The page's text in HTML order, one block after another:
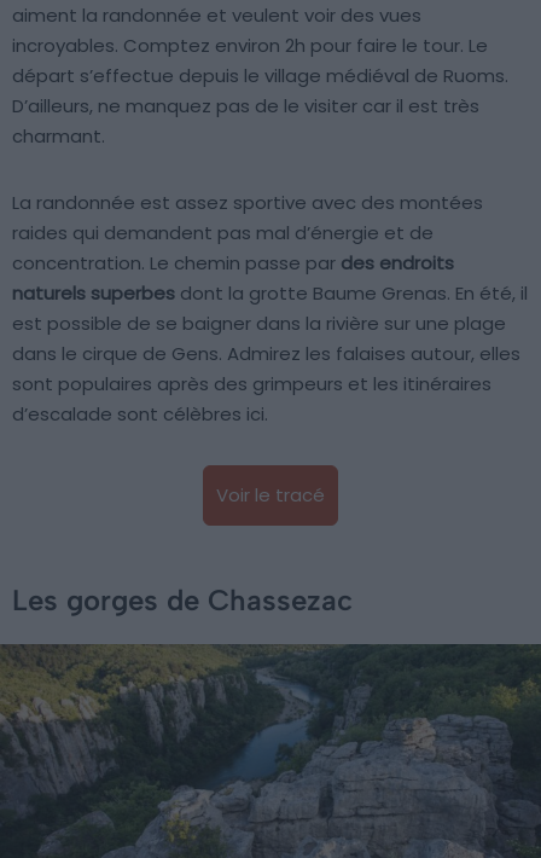
aiment la randonnée et veulent voir des vues
incroyables. Comptez environ 2h pour faire le tour. Le
départ s’effectue depuis le village médiéval de Ruoms.
D’ailleurs, ne manquez pas de le visiter car il est très
charmant.
La randonnée est assez sportive avec des montées
raides qui demandent pas mal d’énergie et de
concentration. Le chemin passe par des endroits
naturels superbes dont la grotte Baume Grenas. En été, il
est possible de se baigner dans la rivière sur une plage
dans le cirque de Gens. Admirez les falaises autour, elles
sont populaires après des grimpeurs et les itinéraires
d’escalade sont célèbres ici.
Voir le tracé
Les gorges de Chassezac